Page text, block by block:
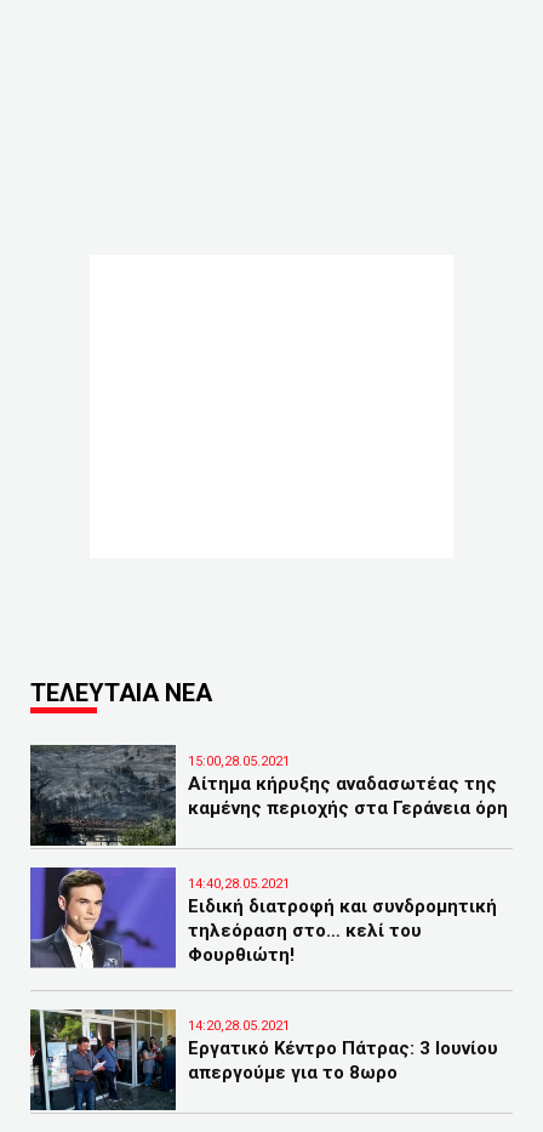
ΤΕΛΕΥΤΑΙΑ ΝΕΑ
15:00,28.05.2021
Αίτημα κήρυξης αναδασωτέας της
καμένης περιοχής στα Γεράνεια όρη
14:40,28.05.2021
Ειδική διατροφή και συνδρομητική
τηλεόραση στο… κελί του
Φουρθιώτη!
14:20,28.05.2021
Εργατικό Κέντρο Πάτρας: 3 Ιουνίου
απεργούμε για το 8ωρο